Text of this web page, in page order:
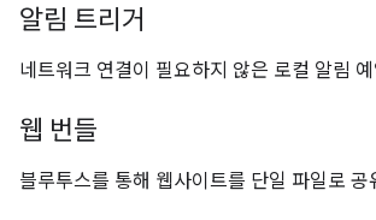
알림 트리거
네트워크 연결이 필요하지 않은 로컬 알림
웹 번들
블루투스를 통해 웹사이트를 단일 파일로 공